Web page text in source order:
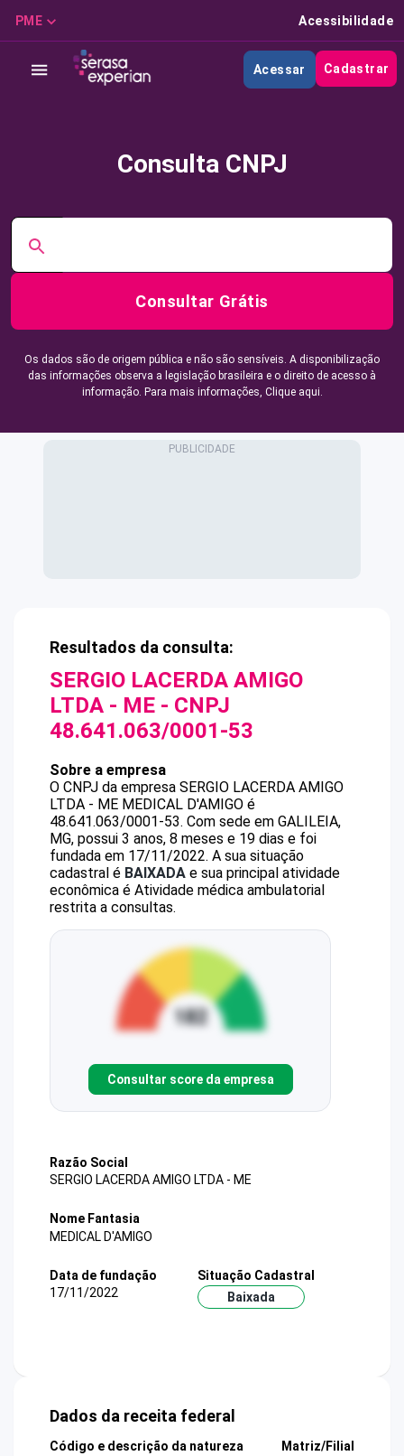
PME Acessibilidade
Acessar Cadastrar
Consulta CNPJ
Consultar Grátis
Os dados são de origem pública e não são sensíveis. A disponibilização
das informações observa a legislação brasileira e o direito de acesso à
informação. Para mais informações, Clique aqui.
Resultados da consulta:
SERGIO LACERDA AMIGO
LTDA - ME - CNPJ
48.641.063/0001-53
Sobre a empresa
O CNPJ da empresa SERGIO LACERDA AMIGO
LTDA - ME MEDICAL D'AMIGO é
48.641.063/0001-53. Com sede em GALILEIA,
MG, possui 3 anos, 8 meses e 19 dias e foi
fundada em 17/11/2022. A sua situação
cadastral é BAIXADA e sua principal atividade
econômica é Atividade médica ambulatorial
restrita a consultas.
Consultar score da empresa
Razão Social
SERGIO LACERDA AMIGO LTDA - ME
Nome Fantasia
MEDICAL D'AMIGO
Data de fundação
17/11/2022
Situação Cadastral
Baixada
Dados da receita federal
Código e descrição da natureza
Matriz/Filial